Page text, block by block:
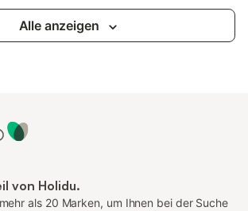
Alle anzeigen
von Holidu.
als 20 Marken, um Ihnen bei der Suche